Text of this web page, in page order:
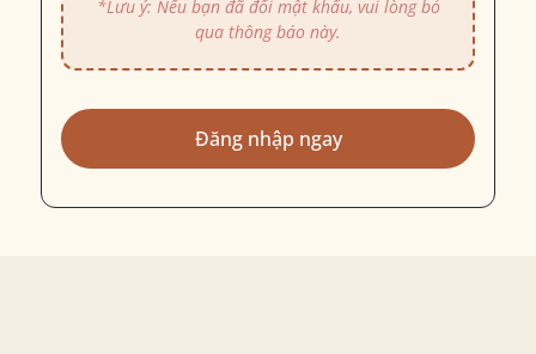
*Lưu ý: Nếu bạn đã đổi mật khẩu, vui lòng bỏ
qua thông báo này.
Đăng nhập ngay